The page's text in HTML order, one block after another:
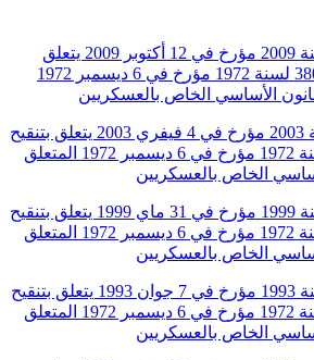
أمر عدد 3034 لسنة 2009 مؤرخ في 12 أكتوبر 2009 يتعلق
بتنقيح الأمر عدد 380 لسنة 1972 مؤرخ في 6 ديسمبر 1972
الأساسي الخاص بالعسكريين
أمر عدد 248 لسنة 2003 مؤرخ في 4 فيفري 2003 يتعلق بتنقيح
الأمر عدد 380 لسنة 1972 مؤرخ في 6 ديسمبر 1972 المتعلق
الخاص بالعسكريين
أمر عدد 1207 لسنة 1999 مؤرخ في 31 ماي 1999 يتعلق بتنقيح
الأمر عدد 380 لسنة 1972 مؤرخ في 6 ديسمبر 1972 المتعلق
الخاص بالعسكريين
أمر عدد 1230 لسنة 1993 مؤرخ في 7 جوان 1993 يتعلق بتنقيح
الأمر عدد 380 لسنة 1972 مؤرخ في 6 ديسمبر 1972 المتعلق
الخاص بالعسكريين